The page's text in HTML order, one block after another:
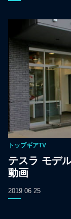
トップギアTV
テスラ モデ
動画
2019 06 25